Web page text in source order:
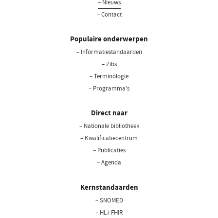
– Nieuws
– Contact
Populaire onderwerpen
– Informatiestandaarden
– Zibs
– Terminologie
– Programma's
Direct naar
– Nationale bibliotheek(opent
– Kwalificatiecentrum
– Publicaties
– Agenda
Kernstandaarden
– SNOMED
– HL7 FHIR